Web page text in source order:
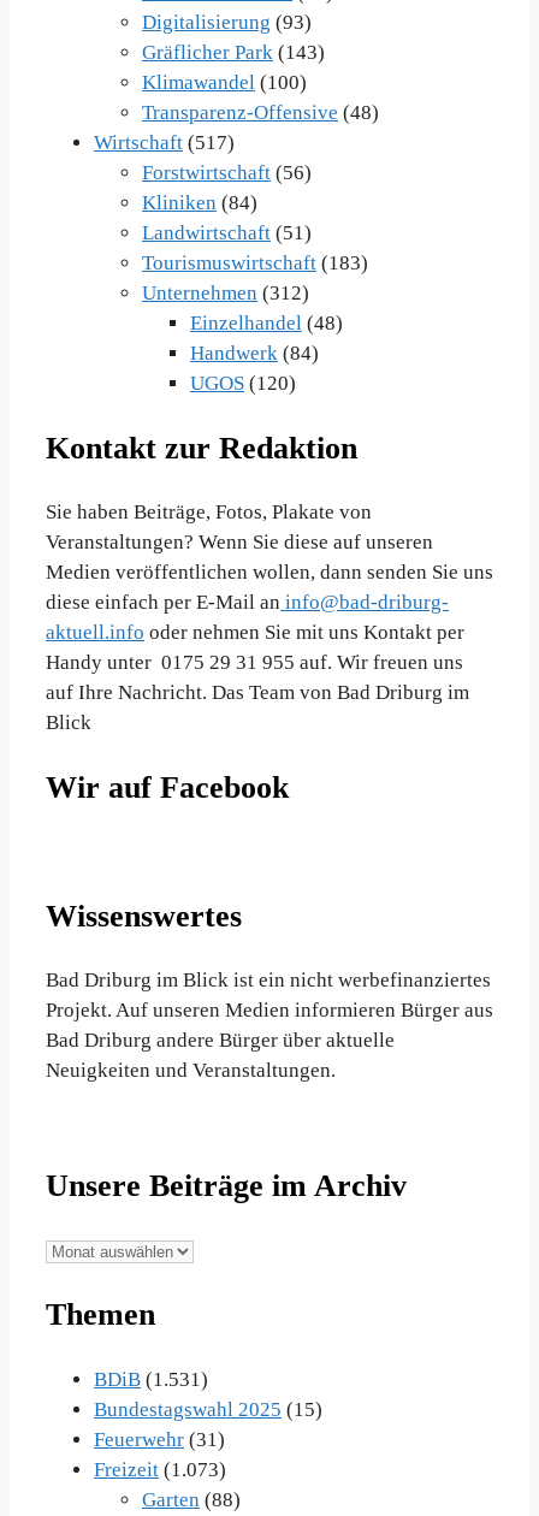
Digitalisierung (93)
Gräflicher Park (143)
Klimawandel (100)
Transparenz-Offensive (48)
Wirtschaft (517)
Forstwirtschaft (56)
Kliniken (84)
Landwirtschaft (51)
Tourismuswirtschaft (183)
Unternehmen (312)
Einzelhandel (48)
Handwerk (84)
UGOS (120)
Kontakt zur Redaktion
Sie haben Beiträge, Fotos, Plakate von
Veranstaltungen? Wenn Sie diese auf unseren
Medien veröffentlichen wollen, dann senden Sie uns
diese einfach per E-Mail an info@bad-driburg-
aktuell.info oder nehmen Sie mit uns Kontakt per
Handy unter 0175 29 31 955 auf. Wir freuen uns
auf Ihre Nachricht. Das Team von Bad Driburg im
Blick
Wir auf Facebook
Wissenswertes
Bad Driburg im Blick ist ein nicht werbefinanziertes
Projekt. Auf unseren Medien informieren Bürger aus
Bad Driburg andere Bürger über aktuelle
Neuigkeiten und Veranstaltungen.
Unsere Beiträge im Archiv
Unsere
im
Themen
BDiB (1.531)
Bundestagswahl 2025 (15)
Feuerwehr (31)
Freizeit (1.073)
Garten (88)